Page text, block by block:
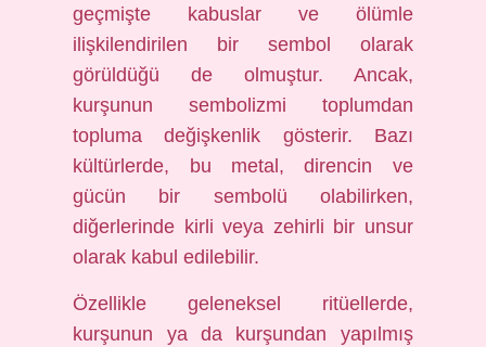
geçmişte kabuslar ve ölümle
ilişkilendirilen bir sembol olarak
görüldüğü de olmuştur. Ancak,
kurşunun sembolizmi toplumdan
topluma değişkenlik gösterir. Bazı
kültürlerde, bu metal, direncin ve
gücün bir sembolü olabilirken,
diğerlerinde kirli veya zehirli bir unsur
olarak kabul edilebilir.
Özellikle geleneksel ritüellerde,
kurşunun ya da kurşundan yapılmış